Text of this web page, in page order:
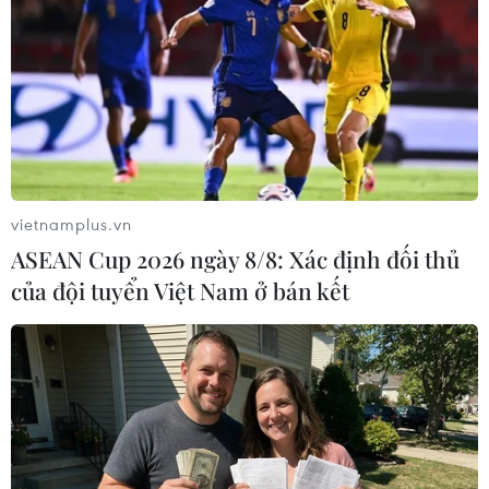
chiến thắng của tuyển Việt Nam
HLV Kim Sang-sik: 'Tôi mong Đình Bắc vươn xa
hơn tầm Đông Nam Á'
TIN LIÊN QUAN
vietnamplus.vn
ASEAN Cup 2026 ngày 8/8: Xác định đối thủ
của đội tuyển Việt Nam ở bán kết